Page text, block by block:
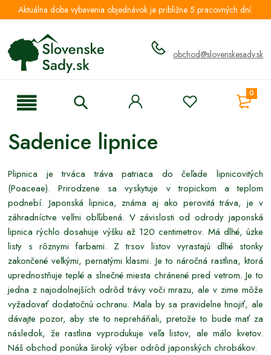
Aktuálna doba vybavenia objednávok je približne 5 pracovných dní.
obchod@slovenskesady.sk
0
Sadenice lipnice
Plipnica je trváca tráva patriaca do čeľade lipnicovitých
(Poaceae). Prirodzene sa vyskytuje v tropickom a teplom
podnebí. Japonská lipnica, známa aj ako perovitá tráva, je v
záhradníctve veľmi obľúbená. V závislosti od odrody japonská
lipnica rýchlo dosahuje výšku až 120 centimetrov. Má dlhé, úzke
listy s rôznymi farbami. Z trsov listov vyrastajú dlhé stonky
zakončené veľkými, pernatými klasmi. Je to náročná rastlina, ktorá
uprednostňuje teplé a slnečné miesta chránené pred vetrom. Je to
jedna z najodolnejších odrôd trávy voči mrazu, ale v zime môže
vyžadovať dodatočnú ochranu. Mala by sa pravidelne hnojiť, ale
dávajte pozor, aby ste to nepreháňali, pretože to bude mať za
následok, že rastlina vyprodukuje veľa listov, ale málo kvetov.
Náš obchod ponúka široký výber odrôd japonských chrobákov.